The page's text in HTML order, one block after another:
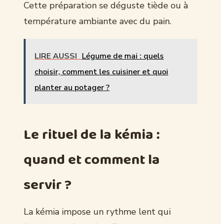
Cette préparation se déguste tiède ou à
température ambiante avec du pain.
LIRE AUSSI Légume de mai : quels
choisir, comment les cuisiner et quoi
planter au potager ?
Le rituel de la kémia :
quand et comment la
servir ?
La kémia impose un rythme lent qui